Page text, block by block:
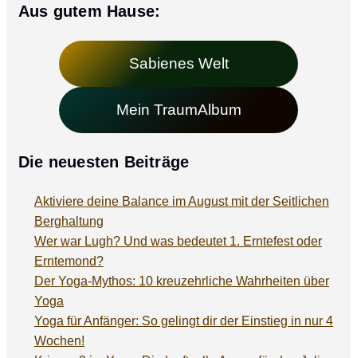
Aus gutem Hause:
Sabienes Welt
Mein TraumAlbum
Die neuesten Beiträge
Aktiviere deine Balance im August mit der Seitlichen
Berghaltung
Wer war Lugh? Und was bedeutet 1. Erntefest oder
Erntemond?
Der Yoga-Mythos: 10 kreuzehrliche Wahrheiten über
Yoga
Yoga für Anfänger: So gelingt dir der Einstieg in nur 4
Wochen!